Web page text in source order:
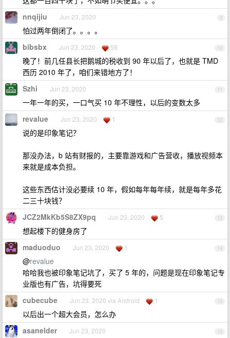
9
nnqijiu Jun 23, 2020
怕过两年倒闭了。。。。
10
bibsbx Jun 23, 2020 58
晚了！前几任县长把鹅城的税收到 90 年以后了，也就是 TMD
西历 2010 年了，咱们来错地方了！
11
Szhi Jun 23, 2020
一年一年的买，一口气买 10 年不理性，以后的变数太多
12
revalue Jun 23, 2020 1
说的是印象笔记？
那没办法，b 站有财报的，主要靠游戏和广告营收，播放视频本
来就是成本负担。
这些东西估计没必要续 10 年，假如每年每年续，就是每年多花
二三十块钱？
13
JCZ2MkKb5S8ZX9pq Jun 23, 2020 5
想起楼下的健身房了
14
maduoduo Jun 23, 2020 1
@revalue
哈哈我也被印象笔记坑了，买了 5 年的，问题是现在印象笔记专
业版也有广告，坑得要死
15
cubecube Jun 23, 2020 via Android 1
以后出一个超大会员，怎么办
16
asanelder Jun 23, 2020